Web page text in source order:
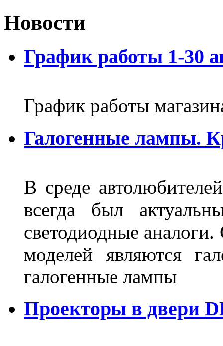
Новости
График работы 1-30
График работы
Галогенные лампы.
В среде
всегда был
светодиодные
моделей являются
галогенные лампы
Проекторы в двери